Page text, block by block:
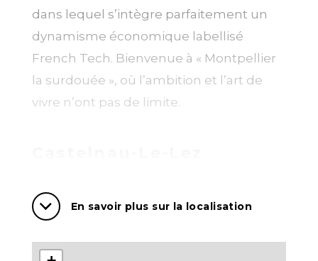
dans lequel s’intègre parfaitement un
dynamisme économique labellisé
French Tech. Bienvenue à « Montpellier
la surdouée », où l’ambition et l’art de
vivre n’ont pas de limite.
Le prolongement naturel de Montpellier
où il fait bon vivre. Dans un esprit village,
un quartier à l’Est, Castelnau-le-Lez
En savoir plus sur la localisation